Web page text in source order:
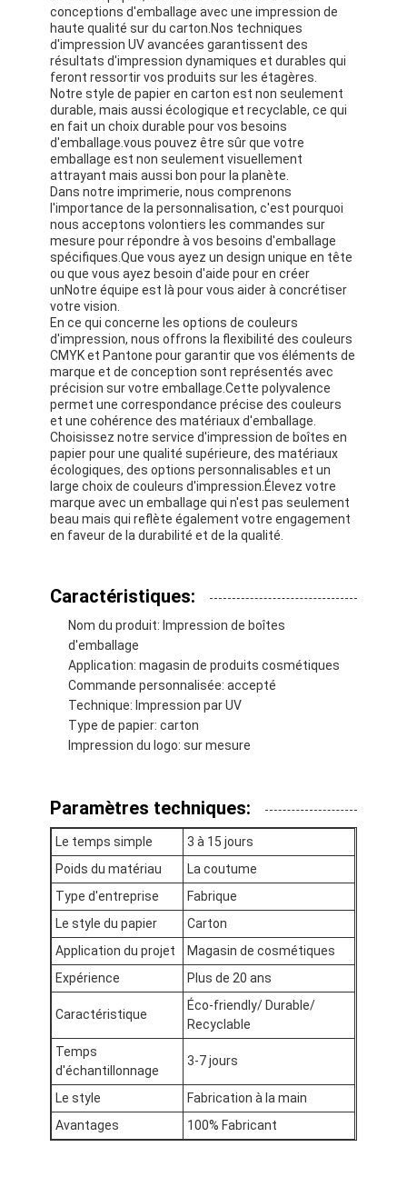
À la maison
Produits
conceptions d'emballage avec une impression de
haute qualité sur du carton.Nos techniques
d'impression UV avancées garantissent des
résultats d'impression dynamiques et durables qui
feront ressortir vos produits sur les étagères.
Notre style de papier en carton est non seulement
durable, mais aussi écologique et recyclable, ce qui
en fait un choix durable pour vos besoins
d'emballage.vous pouvez être sûr que votre
emballage est non seulement visuellement
attrayant mais aussi bon pour la planète.
Dans notre imprimerie, nous comprenons
l'importance de la personnalisation, c'est pourquoi
nous acceptons volontiers les commandes sur
mesure pour répondre à vos besoins d'emballage
spécifiques.Que vous ayez un design unique en tête
ou que vous ayez besoin d'aide pour en créer
unNotre équipe est là pour vous aider à concrétiser
votre vision.
En ce qui concerne les options de couleurs
d'impression, nous offrons la flexibilité des couleurs
CMYK et Pantone pour garantir que vos éléments de
marque et de conception sont représentés avec
précision sur votre emballage.Cette polyvalence
permet une correspondance précise des couleurs
et une cohérence des matériaux d'emballage.
Choisissez notre service d'impression de boîtes en
papier pour une qualité supérieure, des matériaux
écologiques, des options personnalisables et un
large choix de couleurs d'impression.Élevez votre
marque avec un emballage qui n'est pas seulement
beau mais qui reflète également votre engagement
en faveur de la durabilité et de la qualité.
Caractéristiques:
Nom du produit: Impression de boîtes
d'emballage
Application: magasin de produits cosmétiques
Commande personnalisée: accepté
Technique: Impression par UV
Type de papier: carton
Impression du logo: sur mesure
Paramètres techniques:
Le temps simple
3 à 15 jours
Poids du matériau
La coutume
Type d'entreprise
Fabrique
Le style du papier
Carton
Application du projet
Magasin de cosmétiques
Expérience
Plus de 20 ans
Caractéristique
Éco-friendly/ Durable/
Recyclable
Temps
d'échantillonnage
3-7 jours
Le style
Fabrication à la main
Avantages
100% Fabricant